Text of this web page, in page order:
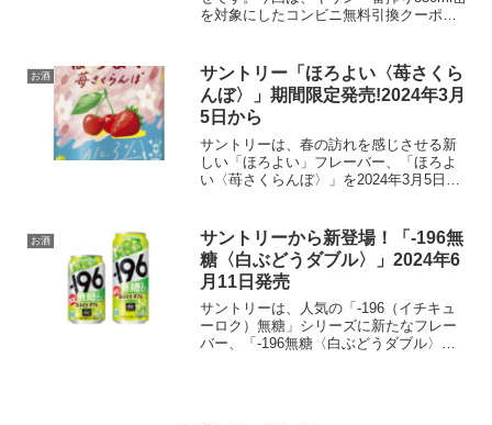
を対象にしたコンビニ無料引換クーポン
開催されます。この機会に、キリン一番
搾りの深い味わい...
お酒
サントリー「ほろよい〈苺さくら
んぼ〉」期間限定発売!2024年3月
5日から
サントリーは、春の訪れを感じさせる新
しい「ほろよい」フレーバー、「ほろよ
い〈苺さくらんぼ〉」を2024年3月5日に
を楽しめるアルコール飲料です。商品情
報アルコール度数:...
お酒
サントリーから新登場！「-196無
糖〈白ぶどうダブル〉」2024年6
月11日発売
サントリーは、人気の「-196（イチキュ
ーロク）無糖」シリーズに新たなフレー
バー、「-196無糖〈白ぶどうダブル〉」